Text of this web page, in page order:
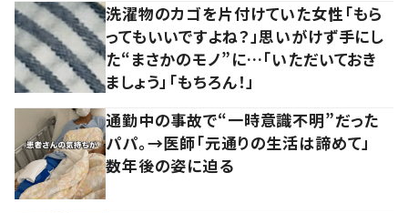
洗濯物のカゴを片付けていた女性「もら
ってもいいですよね？」思いがけず手にし
た“まさかのモノ”に…「いただいておき
ましょう」「もちろん！」
通勤中の事故で“一時意識不明”だった
パパ。→医師「元通りの生活は諦めて」
数年後の姿に迫る